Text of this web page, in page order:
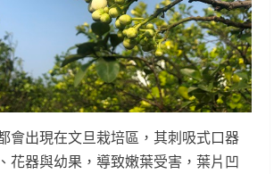
會出現在文旦栽培區，其刺吸式口器
花器與幼果，導致嫩葉受害，葉片凹